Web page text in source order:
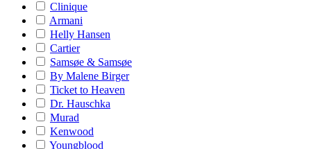
Clinique
Armani
Helly Hansen
Cartier
Samsøe & Samsøe
By Malene Birger
Ticket to Heaven
Dr. Hauschka
Murad
Kenwood
Youngblood